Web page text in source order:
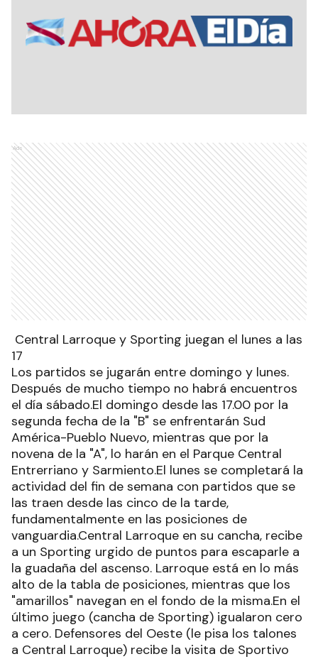
Ads
Central Larroque y Sporting juegan el lunes a las
17
Los partidos se jugarán entre domingo y lunes.
Después de mucho tiempo no habrá encuentros
el día sábado.El domingo desde las 17.00 por la
segunda fecha de la "B" se enfrentarán Sud
América-Pueblo Nuevo, mientras que por la
novena de la "A", lo harán en el Parque Central
Entrerriano y Sarmiento.El lunes se completará la
actividad del fin de semana con partidos que se
las traen desde las cinco de la tarde,
fundamentalmente en las posiciones de
vanguardia.Central Larroque en su cancha, recibe
a un Sporting urgido de puntos para escaparle a
la guadaña del ascenso. Larroque está en lo más
alto de la tabla de posiciones, mientras que los
"amarillos" navegan en el fondo de la misma.En el
último juego (cancha de Sporting) igualaron cero
a cero. Defensores del Oeste (le pisa los talones
a Central Larroque) recibe la visita de Sportivo